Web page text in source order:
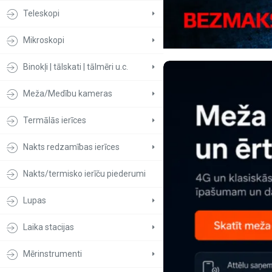
Teleskopi
Mikroskopi
Binokļi | tālskati | tālmēri u.c.
Meža/Medību kameras
Termālās ierīces
Nakts redzamības ierīces
Nakts/termisko ierīču piederumi
Lupas
Laika stacijas
Mērinstrumenti